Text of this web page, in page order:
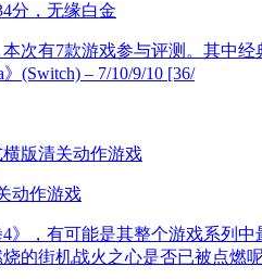
分，无缘白金
次有7款游戏参与评测。其中
(Switch) – 7/10/9/10 [36/
动作游戏
》，有可能是其整个游戏系列
的街机战火之心是否已被点燃